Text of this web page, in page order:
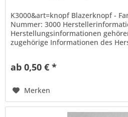
K3000&art=knopf Blazerknopf -
Nummer: 3000
Herstellungsinformationen
zugehörige Informationen des
ab 0,50 € *
Merken